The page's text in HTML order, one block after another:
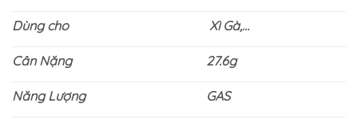
Dùng cho Xì Gà,…
Cân Nặng 27.6g
Năng Lượng GAS